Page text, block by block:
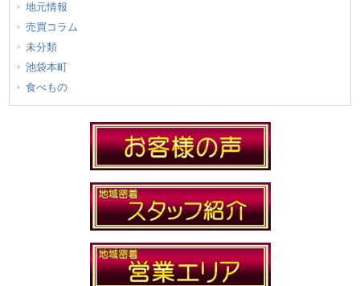
地元情報
売買コラム
未分類
池袋本町
食べもの